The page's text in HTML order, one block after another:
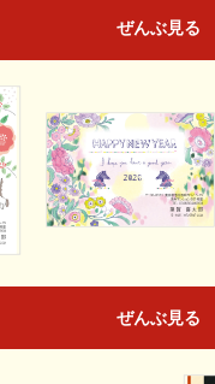
ぜんぶ見る
ぜんぶ見る